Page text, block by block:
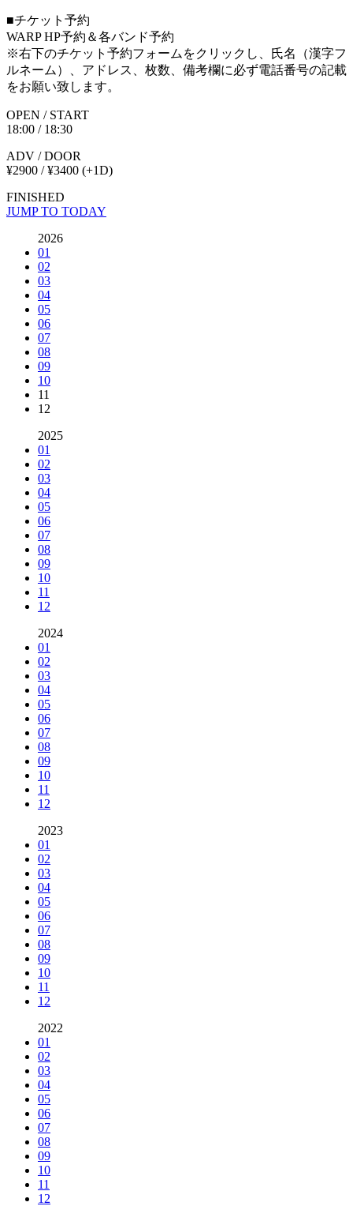
■チケット予約
WARP HP予約＆各バンド予約
※右下のチケット予約フォームをクリックし、氏名（漢字フ
ルネーム）、アドレス、枚数、備考欄に必ず電話番号の記載
をお願い致します。
OPEN / START
18:00 / 18:30
ADV / DOOR
¥2900 / ¥3400 (+1D)
FINISHED
JUMP TO TODAY
2026
01
02
03
04
05
06
07
08
09
10
11
12
2025
01
02
03
04
05
06
07
08
09
10
11
12
2024
01
02
03
04
05
06
07
08
09
10
11
12
2023
01
02
03
04
05
06
07
08
09
10
11
12
2022
01
02
03
04
05
06
07
08
09
10
11
12